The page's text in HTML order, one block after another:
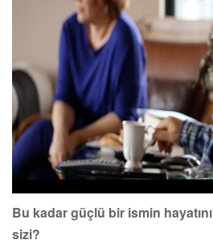
Bu kadar güçlü bir ismin
sizi?